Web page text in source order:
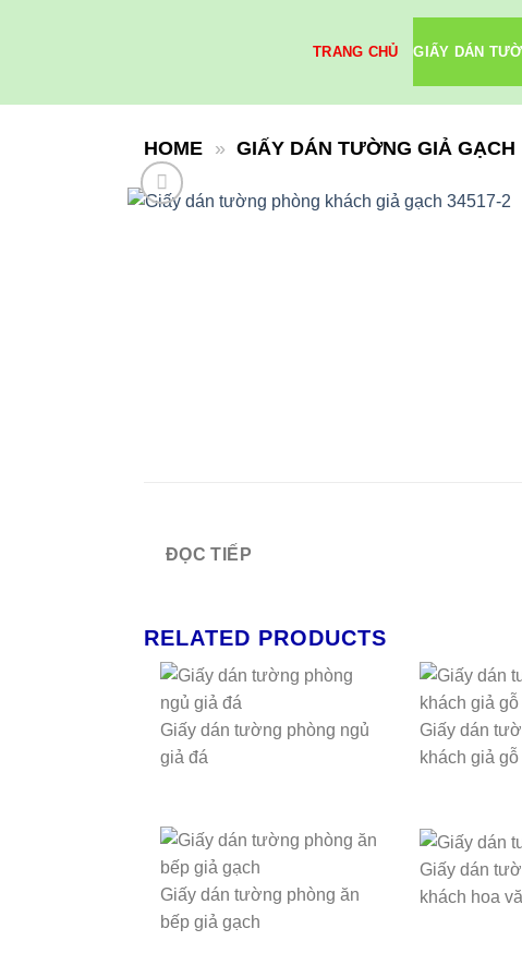
TRANG CHỦ GIẤY DÁN
HOME » GIẤY DÁN TƯỜNG GIẢ GẠCH
ĐỌC TIẾP
RELATED PRODUCTS
Giấy dán tường phòng ngủ
giả đá
Giấy dán
khách giả gỗ
Giấy dán tường phòng ăn
bếp giả gạch
Giấy dán
khách hoa